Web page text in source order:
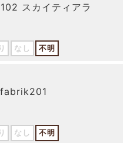
スカイティアラ
なし 不明
fabrik201
なし 不明